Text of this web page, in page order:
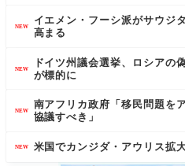
NEW
イエメン・フーシ派がサウジ
高まる
NEW
ドイツ州議会選挙、ロシアの
が標的に
NEW
南アフリカ政府「移民問題を
協議すべき」
NEW 米国でカンジダ・アウリス拡